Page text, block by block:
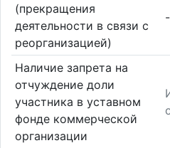
(прекращения
деятельности в связи с
реорганизацией)
-
Наличие запрета на
отчуждение доли
участника в уставном
фонде коммерческой
организации